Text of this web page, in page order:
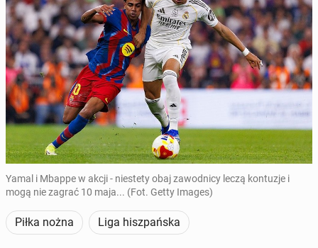
Yamal i Mbappe w akcji - niestety obaj zawodnicy leczą kontuzje i
mogą nie zagrać 10 maja... (Fot. Getty Images)
Piłka nożna Liga hiszpańska